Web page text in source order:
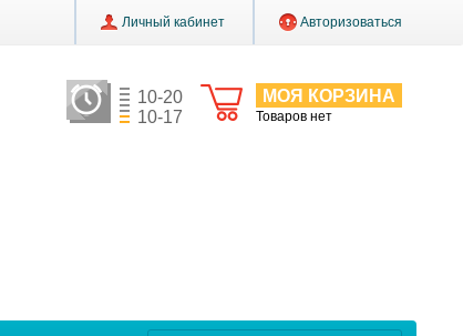
Личный кабинет Авторизоваться
МОЯ КОРЗИНА
Товаров нет
10-20
10-17